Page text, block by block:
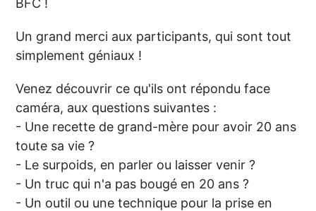
BFC !
Un grand merci aux participants, qui sont tout
simplement géniaux !
Venez découvrir ce qu'ils ont répondu face
caméra, aux questions suivantes :
- Une recette de grand-mère pour avoir 20 ans
toute sa vie ?
- Le surpoids, en parler ou laisser venir ?
- Un truc qui n'a pas bougé en 20 ans ?
- Un outil ou une technique pour la prise en